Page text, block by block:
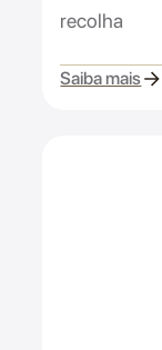
recolha
Saiba mais